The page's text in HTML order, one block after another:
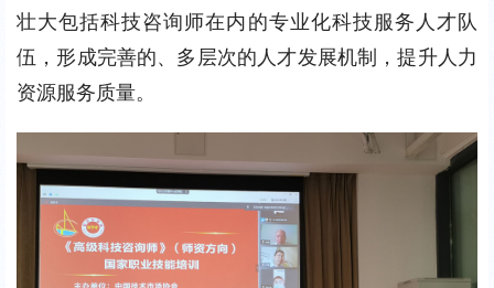
壮大包括科技咨询师在内的专业化科技服务人才队
伍，形成完善的、多层次的人才发展机制，提升人力
资源服务质量。